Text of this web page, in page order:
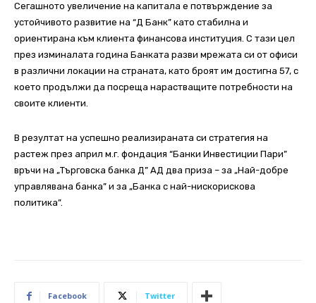
Сегашното увеличение на капитала е потвърждение за
устойчивото развитие на “Д Банк” като стабилна и
ориентирана към клиента финансова институция. С тази цел
през изминалата година Банката разви мрежата си от офиси
в различни локации на страната, като броят им достигна 57, с
което продължи да посреща нарастващите потребности на
своите клиенти.
В резултат на успешно реализираната си стратегия на
растеж през април м.г. фондация “Банки Инвестиции Пари”
връчи на „Търговска банка Д” АД два приза – за „Най-добре
управлявана банка” и за „Банка с най-нискорискова
политика”.
Facebook Twitter